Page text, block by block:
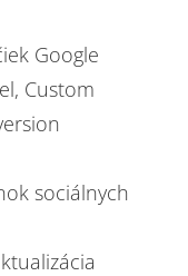
Google
Custom
sociálnych